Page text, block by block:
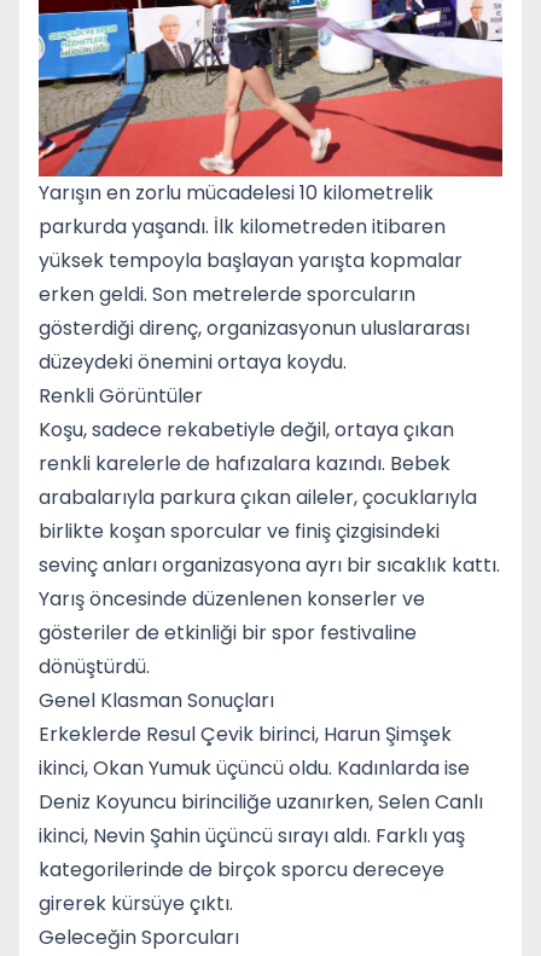
Yarışın en zorlu mücadelesi 10 kilometrelik
parkurda yaşandı. İlk kilometreden itibaren
yüksek tempoyla başlayan yarışta kopmalar
erken geldi. Son metrelerde sporcuların
gösterdiği direnç, organizasyonun uluslararası
düzeydeki önemini ortaya koydu.
Renkli Görüntüler
Koşu, sadece rekabetiyle değil, ortaya çıkan
renkli karelerle de hafızalara kazındı. Bebek
arabalarıyla parkura çıkan aileler, çocuklarıyla
birlikte koşan sporcular ve finiş çizgisindeki
sevinç anları organizasyona ayrı bir sıcaklık kattı.
Yarış öncesinde düzenlenen konserler ve
gösteriler de etkinliği bir spor festivaline
dönüştürdü.
Genel Klasman Sonuçları
Erkeklerde Resul Çevik birinci, Harun Şimşek
ikinci, Okan Yumuk üçüncü oldu. Kadınlarda ise
Deniz Koyuncu birinciliğe uzanırken, Selen Canlı
ikinci, Nevin Şahin üçüncü sırayı aldı. Farklı yaş
kategorilerinde de birçok sporcu dereceye
girerek kürsüye çıktı.
Geleceğin Sporcuları